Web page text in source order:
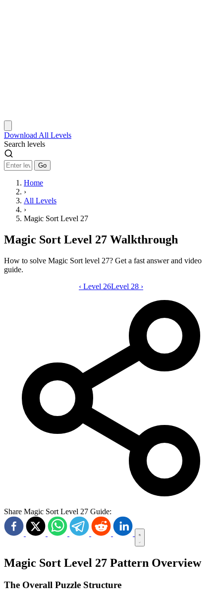
Download All Levels
Search levels
Go
Home
›
All Levels
›
Magic Sort Level 27
Magic Sort Level 27 Walkthrough
How to solve Magic Sort level 27? Get a fast answer and video
guide.
Magic Sort level 27 video guide
‹ Level 26Level 28 ›
Share Magic Sort Level 27 Guide:
Magic Sort Level 27 Pattern Overview
The Overall Puzzle Structure